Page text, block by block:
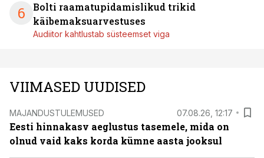
6
Bolti raamatupidamislikud trikid
käibemaksuarvestuses
Audiitor kahtlustab süsteemset viga
VIIMASED UUDISED
MAJANDUSTULEMUSED 07.08.26, 12:17
Eesti hinnakasv aeglustus tasemele, mida on
olnud vaid kaks korda kümne aasta jooksul